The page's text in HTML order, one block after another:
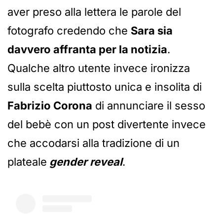
aver preso alla lettera le parole del
fotografo credendo che Sara sia
davvero affranta per la notizia.
Qualche altro utente invece ironizza
sulla scelta piuttosto unica e insolita di
Fabrizio Corona di annunciare il sesso
del bebè con un post divertente invece
che accodarsi alla tradizione di un
plateale gender reveal.